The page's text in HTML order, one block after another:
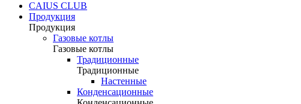
CAIUS CLUB
Продукция
Продукция
Газовые котлы
Газовые котлы
Традиционные
Традиционные
Настенные
Конденсационные